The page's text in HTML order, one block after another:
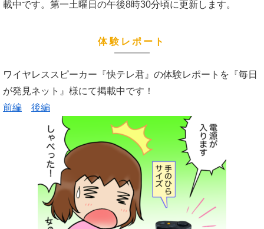
載中です。第一土曜日の午後8時30分頃に更新します。
体験レポート
ワイヤレススピーカー『快テレ君』の体験レポートを『毎日
が発見ネット』様にて掲載中です！
前編
後編